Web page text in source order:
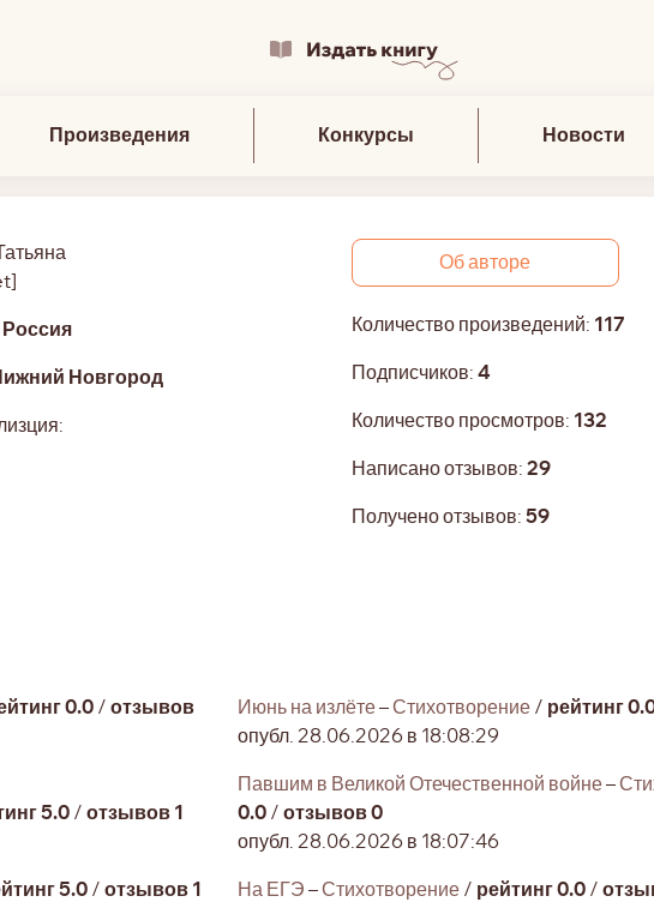
Произведения Конкурсы Новости
Россия
Новгород
Об авторе
Количество произведений: 117
Подписчиков: 4
Количество просмотров: 132
Написано отзывов: 29
Получено отзывов: 59
0.0 / отзывов
5.0 / отзывов 1
5.0 / отзывов 1
Июнь на излёте–Стихотворение / рейтинг
опубл. 28.06.2026 в 18:08:29
Павшим в Великой Отечественной войне–
0.0 / отзывов 0
опубл. 28.06.2026 в 18:07:46
На ЕГЭ –Стихотворение / рейтинг 0.0 /